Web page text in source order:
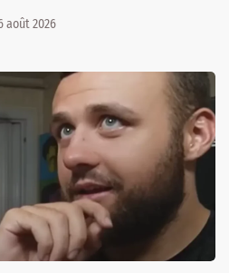
août 2026